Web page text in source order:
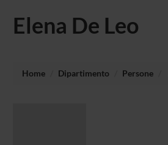
Elena De Leo
Home Dipartimento Persone